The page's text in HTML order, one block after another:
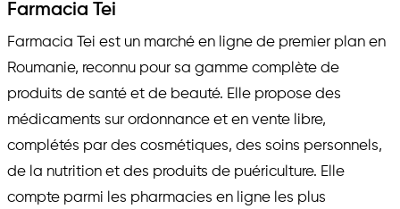
Farmacia Tei
Farmacia Tei est un marché en ligne de premier plan en
Roumanie, reconnu pour sa gamme complète de
produits de santé et de beauté. Elle propose des
médicaments sur ordonnance et en vente libre,
complétés par des cosmétiques, des soins personnels,
de la nutrition et des produits de puériculture. Elle
compte parmi les pharmacies en ligne les plus